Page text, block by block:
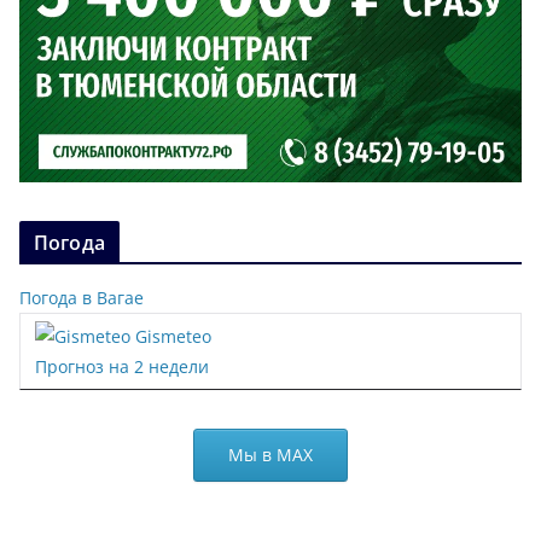
Погода
Погода в Вагае
Gismeteo
Прогноз на 2 недели
Мы в МАХ